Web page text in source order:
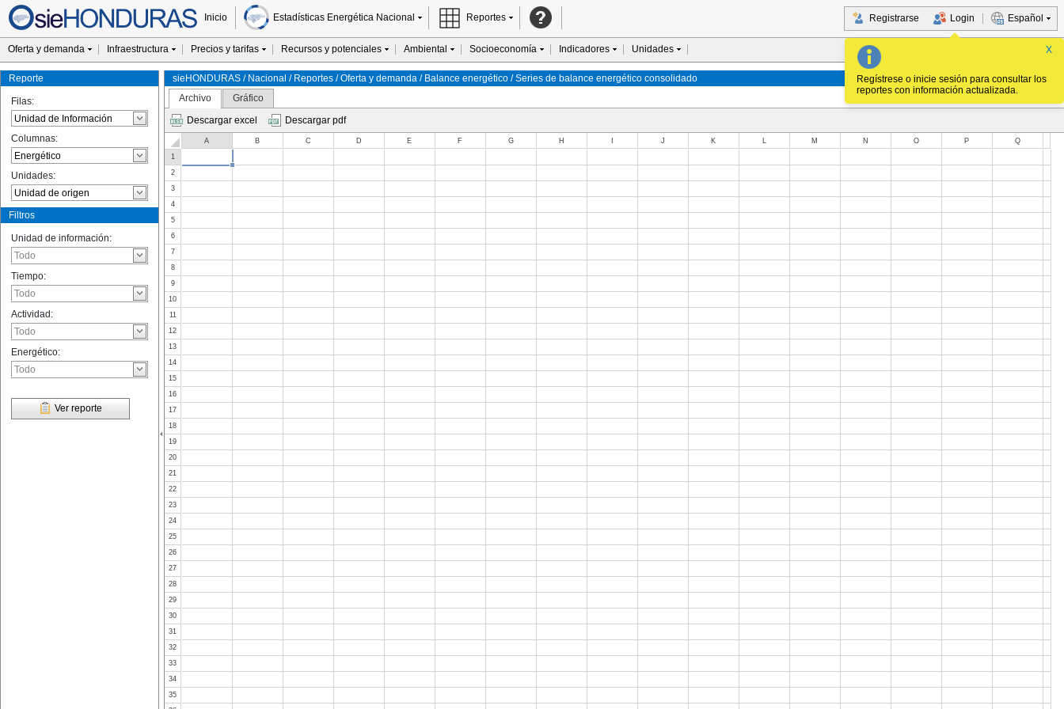
Registrarse Login Español
Inicio Estadísticas Energética Nacional Reportes
Oferta y demanda Infraestructura Precios y tarifas Recursos y potenciales Ambiental Socioeconomía Indicadores Unidades
Reporte
Filas:
Columnas:
Unidades:
Filtros
Unidad de información:
Tiempo:
Actividad:
Energético:
Ver reporte
sieHONDURAS / Nacional / Reportes / Oferta y demanda / Balance energético / Series de balance energético consolidado
Archivo
Gráfico
Descargar excel
Descargar pdf
A B C D E F G H J K L M N O P
Q
1
2
3
4
5
6
7
8
9
10
11
12
13
14
15
16
17
18
19
20
21
22
23
24
25
26
27
28
29
30
31
32
33
34
35
X
Regístrese o inicie sesión para consultar los
reportes con información actualizada.